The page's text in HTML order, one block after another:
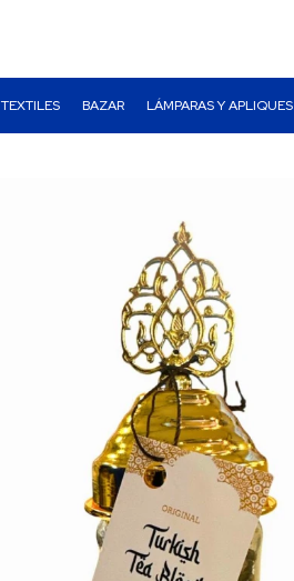
TEXTILES BAZAR LÁMPARAS Y APLIQUES